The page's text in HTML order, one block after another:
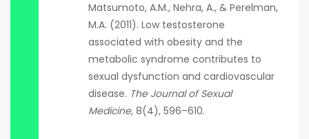
Matsumoto, A.M., Nehra, A., & Perelman,
M.A. (2011). Low testosterone
associated with obesity and the
metabolic syndrome contributes to
sexual dysfunction and cardiovascular
disease. The Journal of Sexual
Medicine, 8(4), 596–610.